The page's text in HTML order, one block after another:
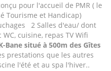
pour l'accueil de PMR ( le
Tourisme et Handicap)
2 Salles d'eau/ dont
cuisine, repas TV Wifi
situé à 500m des Gîtes
prestations que les autres
l'été et au spa l'hiver..